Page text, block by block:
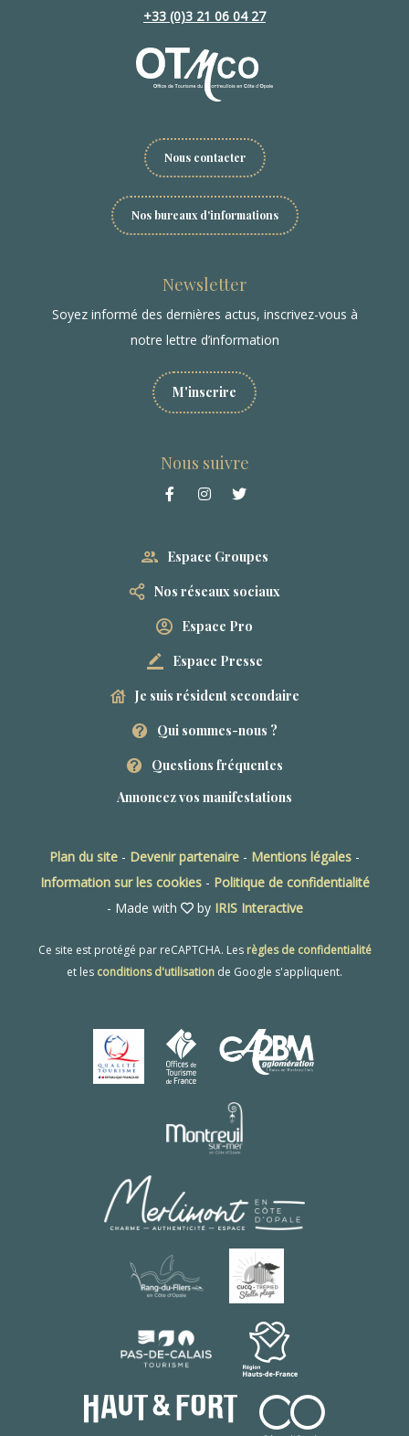
+33 (0)3 21 06 04 27
Nous contacter
Nos bureaux d'informations
Newsletter
Soyez informé des dernières actus, inscrivez-vous à
notre lettre d’information
M'inscrire
Nous suivre
Espace Groupes
Nos réseaux sociaux
Espace Pro
Espace Presse
Je suis résident secondaire
Qui sommes-nous ?
Questions fréquentes
Annoncez vos manifestations
Plan du site - Devenir partenaire - Mentions légales -
Information sur les cookies- Politique de confidentialité
- Made with
by IRIS Interactive
Ce site est protégé par reCAPTCHA. Les règles de confidentialité
et les conditions d'utilisation de Google s'appliquent.